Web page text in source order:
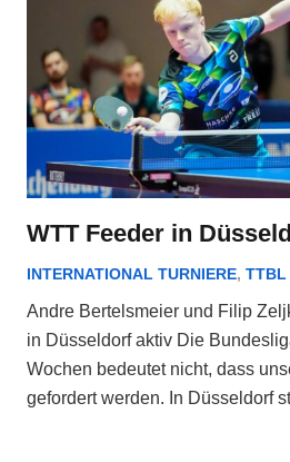
WTT Feeder in
INTERNATIONAL TURNIERE, TTBL
Andre Bertelsmeier und Filip
in Düsseldorf aktiv Die
Wochen bedeutet nicht, dass
gefordert werden. In Düsseldorf